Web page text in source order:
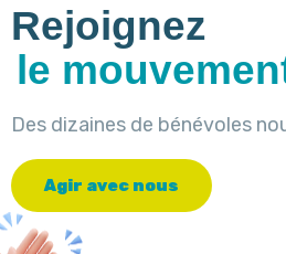
Rejoignez
le
Des dizaines de bénévoles
Agir avec nous